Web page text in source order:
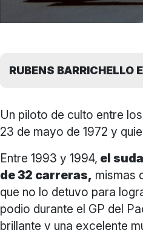
RUBENS BARRICHELLO
Un piloto de culto entre
23 de mayo de 1972 y
Entre 1993 y 1994, el
de 32 carreras, mismas
que no lo detuvo para
podio durante el GP del
brillante y una excelente